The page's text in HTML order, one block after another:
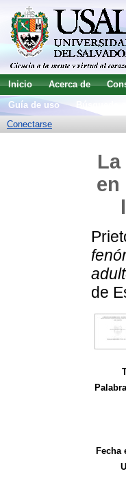
Inicio Acerca de
Guía de uso
Conectarse
en
de
Fecha